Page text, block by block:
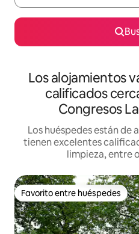
Los alojamientos
calificados
Congresos
Los huéspedes están de
tienen excelentes
limpieza, entre
Favorito entre huéspedes
Favorito entre huéspedes